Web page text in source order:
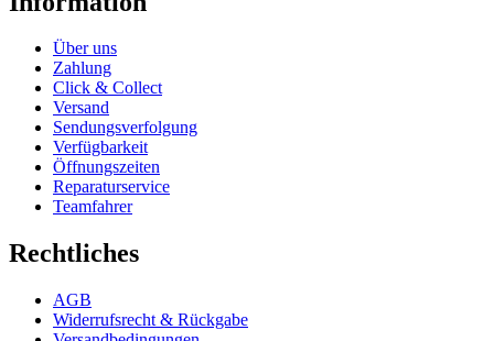
Über uns
Zahlung
Click & Collect
Versand
Sendungsverfolgung
Verfügbarkeit
Öffnungszeiten
Reparaturservice
Teamfahrer
Rechtliches
AGB
Widerrufsrecht & Rückgabe